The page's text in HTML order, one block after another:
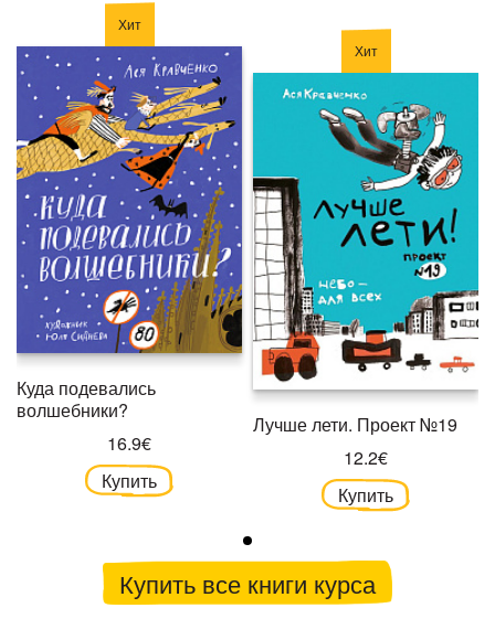
Хит
Куда подевались
волшебники?
16.9€
Купить
Хит
Лучше лети. Проект №19
12.2€
Купить
Купить все книги курса